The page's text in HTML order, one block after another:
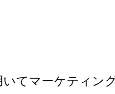
てマーケティン